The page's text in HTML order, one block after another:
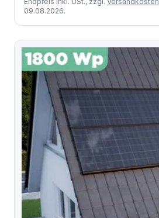
09.08.2026.